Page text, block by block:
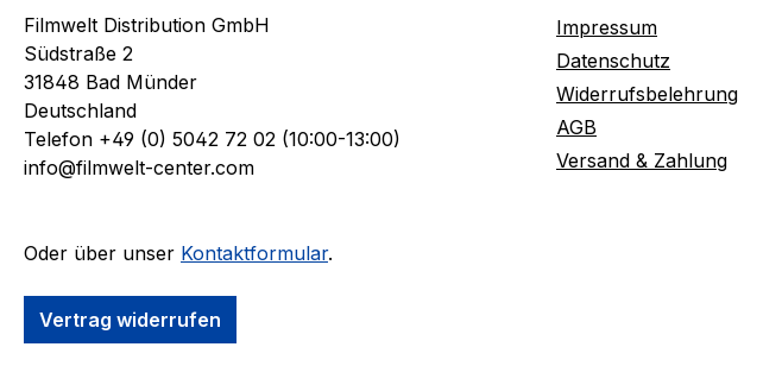
Filmwelt Distribution GmbH
Südstraße 2
31848 Bad Münder
Deutschland
Telefon +49 (0) 5042 72 02 (10:00-13:00)
info@filmwelt-center.com
Oder über unser Kontaktformular.
Vertrag widerrufen
Impressum
Datenschutz
Widerrufsbelehrung
AGB
Versand & Zahlung